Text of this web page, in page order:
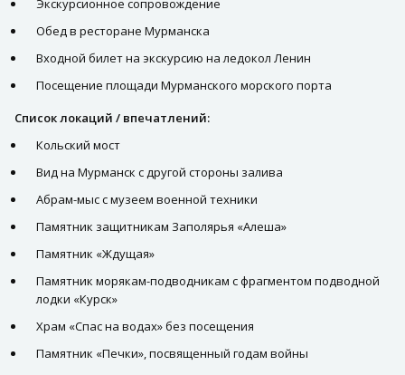
Экскурсионное сопровождение
Обед в ресторане Мурманска
Входной билет на экскурсию на ледокол Ленин
Посещение площади Мурманского морского порта
Список локаций / впечатлений:
Кольский мост
Вид на Мурманск с другой стороны залива
Абрам-мыс с музеем военной техники
Памятник защитникам Заполярья «Алеша»
Памятник «Ждущая»
Памятник морякам-подводникам с фрагментом подводной
лодки «Курск»
Храм «Спас на водах» без посещения
Памятник «Печки», посвященный годам войны